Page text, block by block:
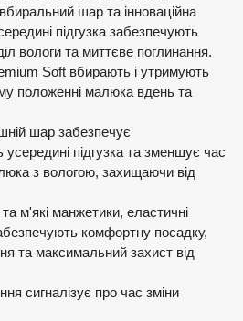
шар та інноваційна
підгузка забезпечують
вологи та миттєве поглинання.
Soft вбирають і утримують
положенні малюка вдень та
шар забезпечує
усередині підгузка та зменшує час
з вологою, захищаючи від
м'які манжетики, еластичні
комфортну посадку,
та максимальний захист від
сигналізує про час зміни